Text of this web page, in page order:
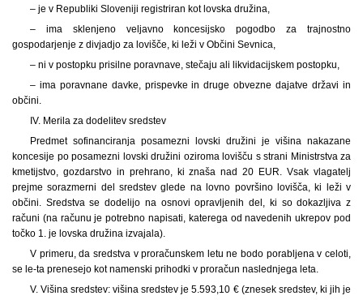
– je v Republiki Sloveniji registriran kot lovska družina,
– ima sklenjeno veljavno koncesijsko pogodbo za trajnostno
gospodarjenje z divjadjo za lovišče, ki leži v Občini Sevnica,
– ni v postopku prisilne poravnave, stečaju ali likvidacijskem postopku,
– ima poravnane davke, prispevke in druge obvezne dajatve državi in
občini.
IV. Merila za dodelitev sredstev
Predmet sofinanciranja posamezni lovski družini je višina nakazane
koncesije po posamezni lovski družini oziroma lovišču s strani Ministrstva za
kmetijstvo, gozdarstvo in prehrano, ki znaša nad 20 EUR. Vsak vlagatelj
prejme sorazmerni del sredstev glede na lovno površino lovišča, ki leži v
občini. Sredstva se dodelijo na osnovi opravljenih del, ki so dokazljiva z
računi (na računu je potrebno napisati, katerega od navedenih ukrepov pod
točko 1. je lovska družina izvajala).
V primeru, da sredstva v proračunskem letu ne bodo porabljena v celoti,
se le-ta prenesejo kot namenski prihodki v proračun naslednjega leta.
V. Višina sredstev: višina sredstev je 5.593,10 € (znesek sredstev, ki jih je